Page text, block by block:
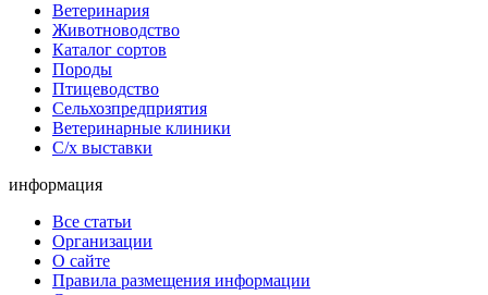
Ветеринария
Животноводство
Каталог сортов
Породы
Птицеводство
Сельхозпредприятия
Ветеринарные клиники
С/х выставки
информация
Все статьи
Организации
О сайте
Правила размещения информации